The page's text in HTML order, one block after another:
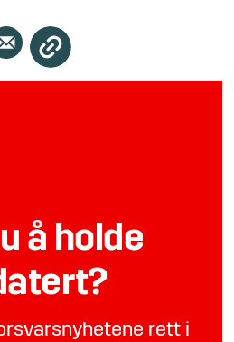
å holde
rett i